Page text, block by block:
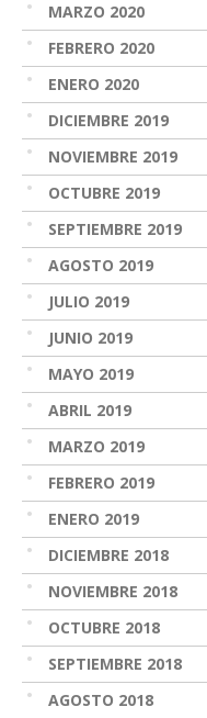
MARZO 2020
FEBRERO 2020
ENERO 2020
DICIEMBRE 2019
NOVIEMBRE 2019
OCTUBRE 2019
SEPTIEMBRE 2019
AGOSTO 2019
JULIO 2019
JUNIO 2019
MAYO 2019
ABRIL 2019
MARZO 2019
FEBRERO 2019
ENERO 2019
DICIEMBRE 2018
NOVIEMBRE 2018
OCTUBRE 2018
SEPTIEMBRE 2018
AGOSTO 2018